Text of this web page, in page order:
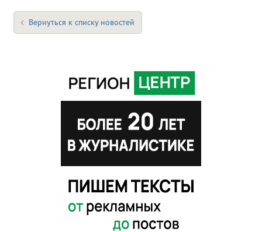
Вернуться к списку новостей